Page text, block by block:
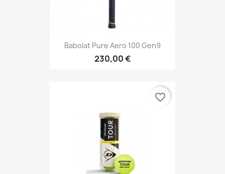
Babolat Pure Aero 100 Gen9
230,00 €
favorite_border